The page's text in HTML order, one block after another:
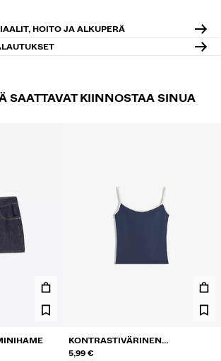
HOITO JA ALKUPERÄ
SAATTAVAT KIINNOSTAA SINUA
KONTRASTIVÄRINEN
NARUTOPPI
5,99 €